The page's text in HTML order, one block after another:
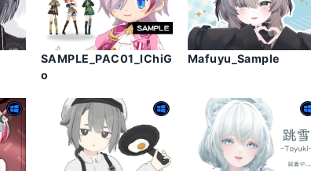
SAMPLE_PAC01_IChiG
o
Mafuyu_Sample